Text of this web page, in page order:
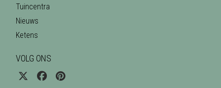
Tuincentra
Nieuws
Ketens
VOLG ONS